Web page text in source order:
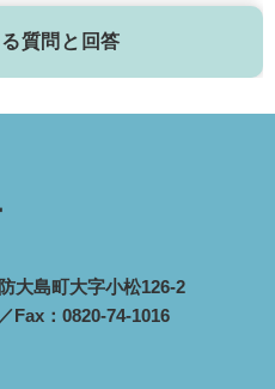
質問と回答
大島町大字小松126-2
Fax：0820-74-1016